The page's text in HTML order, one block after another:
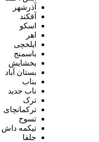
آذرشهر
آقکند
اسکو
اهر
ایلخچی
باسمنج
بخشایش
بستان آباد
بناب
ناب جدید
ترک
ترکمانچای
تسوج
تیکمه داش
جلفا